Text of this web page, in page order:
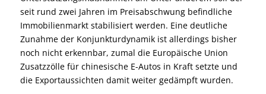
seit rund zwei Jahren im Preisabschwung befindliche
Immobilienmarkt stabilisiert werden. Eine deutliche
Zunahme der Konjunkturdynamik ist allerdings bisher
noch nicht erkennbar, zumal die Europäische Union
Zusatzzölle für chinesische E-Autos in Kraft setzte und
die Exportaussichten damit weiter gedämpft wurden.